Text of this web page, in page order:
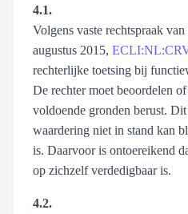
4.1.
Volgens vaste rechtspraak
augustus 2015,
rechterlijke toetsing bij
De rechter moet beoordelen
voldoende gronden berust.
waardering niet in stand kan
is. Daarvoor is ontoereikend
op zichzelf verdedigbaar is.
4.2.